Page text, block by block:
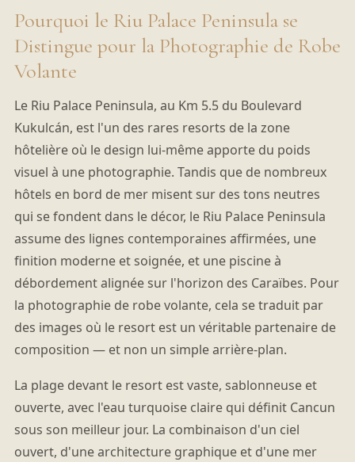
Pourquoi le Riu Palace Peninsula se
Distingue pour la Photographie de Robe
Volante
Le Riu Palace Peninsula, au Km 5.5 du Boulevard
Kukulcán, est l'un des rares resorts de la zone
hôtelière où le design lui-même apporte du poids
visuel à une photographie. Tandis que de nombreux
hôtels en bord de mer misent sur des tons neutres
qui se fondent dans le décor, le Riu Palace Peninsula
assume des lignes contemporaines affirmées, une
finition moderne et soignée, et une piscine à
débordement alignée sur l'horizon des Caraïbes. Pour
la photographie de robe volante, cela se traduit par
des images où le resort est un véritable partenaire de
composition — et non un simple arrière-plan.
La plage devant le resort est vaste, sablonneuse et
ouverte, avec l'eau turquoise claire qui définit Cancun
sous son meilleur jour. La combinaison d'un ciel
ouvert, d'une architecture graphique et d'une mer